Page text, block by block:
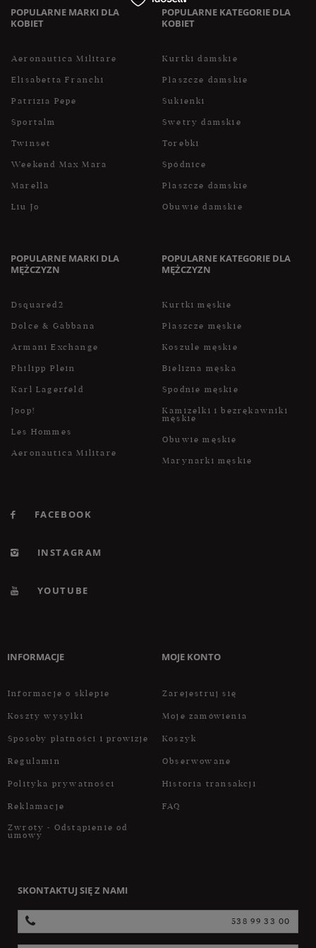
POPULARNE MARKI DLA
KOBIET
Aeronautica Militare
Elisabetta Franchi
Patrizia Pepe
Sportalm
Twinset
Weekend Max Mara
Marella
Liu Jo
POPULARNE KATEGORIE DLA
KOBIET
Kurtki damskie
Płaszcze damskie
Sukienki
Swetry damskie
Torebki
Spódnice
Płaszcze damskie
Obuwie damskie
POPULARNE MARKI DLA
MĘŻCZYZN
Dsquared2
Dolce & Gabbana
Armani Exchange
Philipp Plein
Karl Lagerfeld
Joop!
Les Hommes
Aeronautica Militare
POPULARNE KATEGORIE DLA
MĘŻCZYZN
Kurtki męskie
Płaszcze męskie
Koszule męskie
Bielizna męska
Spodnie męskie
Kamizelki i bezrękawniki
męskie
Obuwie męskie
Marynarki męskie
FACEBOOK
INSTAGRAM
YOUTUBE
INFORMACJE
Informacje o sklepie
Koszty wysyłki
Sposoby płatności i prowizje
Regulamin
Polityka prywatności
Reklamacje
Zwroty - Odstąpienie od
umowy
MOJE KONTO
Zarejestruj się
Moje zamówienia
Koszyk
Obserwowane
Historia transakcji
FAQ
SKONTAKTUJ SIĘ Z NAMI
538 99 33 00